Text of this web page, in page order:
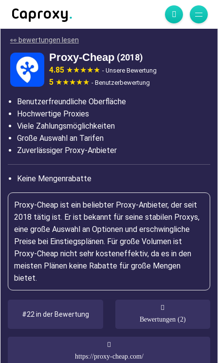
👀 bewertungen lesen
Proxy-Cheap (2018)
4.85 - Unsere Bewertung
5 - Benutzerbewertung
Benutzerfreundliche Oberfläche
Hochwertige Proxies
Viele Zahlungsmöglichkeiten
Große Auswahl an Tarifen
Zuverlässiger Proxy-Anbieter
Keine Mengenrabatte
Proxy-Cheap ist ein beliebter Proxy-Anbieter, der seit
2018 tätig ist. Er ist bekannt für seine stabilen Proxys,
eine große Auswahl an Optionen und erschwingliche
Preise bei Einstiegsplänen. Für große Volumen ist
Proxy-Cheap nicht sehr kosteneffektiv, da es in den
meisten Plänen keine Rabatte für große Mengen
bietet.
#22 in der Bewertung
Bewertungen (2)
https://proxy-cheap.com/